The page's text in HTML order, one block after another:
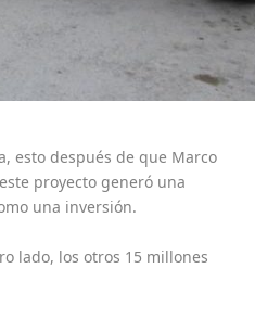
esto después de que Marco
proyecto generó una
una inversión.
lado, los otros 15 millones